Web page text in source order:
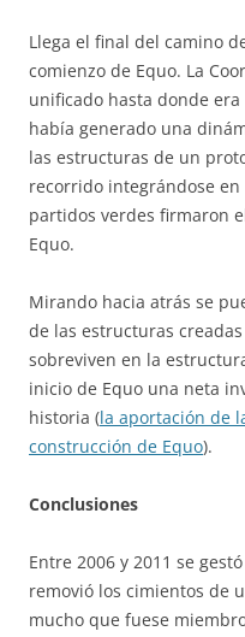
Llega el final del camino
comienzo de Equo. La
unificado hasta donde
había generado una
las estructuras de un
recorrido integrándose en
partidos verdes firmaron
Equo.
Mirando hacia atrás se
de las estructuras
sobreviven en la
inicio de Equo una neta
historia (la aportación de
construcción de Equo).
Conclusiones
Entre 2006 y 2011 se
removió los cimientos de
mucho que fuese